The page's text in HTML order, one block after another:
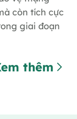
còn tích cực
giai đoạn
thêm